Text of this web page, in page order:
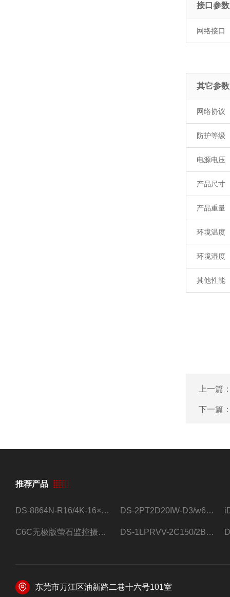
接口参数
网络接口
其它参数
网络协议
防护等级
电源电压
产品尺寸
产品重量
环境温度
环境湿度
其他性能
上一篇
下一篇
推荐产品
DS-8864N-R16/4K-16×4T/希捷16盘位录像机 DS-2PT2D20IW-D3/w64路高清硬盘录像机
C6C无极版萤石监控摄像头 DS-1LPRVV-2C150/2B监控室外夜视高清电源线护套线200米/卷
东莞市万江区油新路二巷十六号101室